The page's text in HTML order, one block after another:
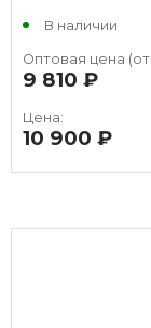
В наличии
Оптовая цена (от
9 810
Цена:
10 900